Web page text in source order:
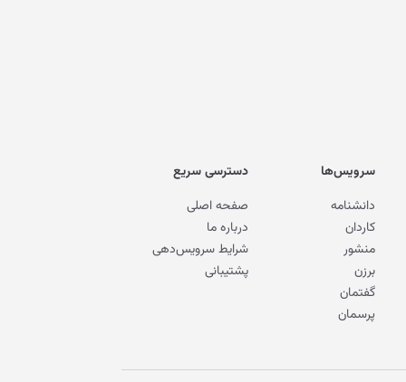
سرویس‌ها
دانشنامه
کاردان
منشور
برزن
گفتمان
پرسمان
دسترسی سریع
صفحه اصلی
درباره ما
شرایط سرویس‌دهی
پشتیبانی